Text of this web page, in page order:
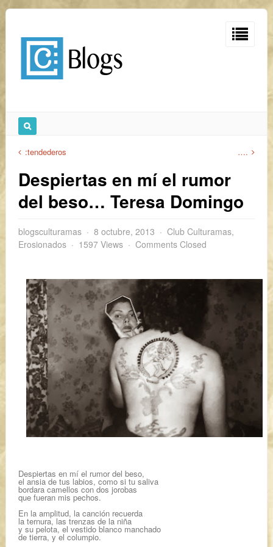
:tendederos ….
Despiertas en mí el rumor
del beso… Teresa Domingo
blogsculturamas 8 octubre, 2013 Club Culturamas,
Erosionados
1597 Views Comments Closed
Despiertas en mí el rumor del beso,
el ansia de tus labios, como si tu saliva
bordara camellos con dos jorobas
que fueran mis pechos.
En la amplitud, la canción recuerda
la ternura, las trenzas de la niña
y su pelota, el vestido blanco manchado
de tierra, y el columpio.